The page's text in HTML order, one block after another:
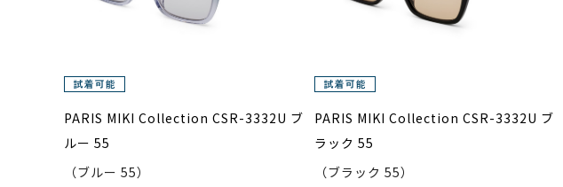
PARIS MIKI Collection CSR-3332U ブ
ルー 55
（ブルー 55）
PARIS MIKI Collection CSR-3332U ブ
ラック 55
（ブラック 55）